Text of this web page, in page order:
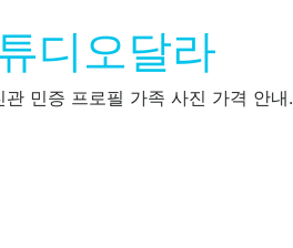
디오달라
민증 프로필 가족 사진 가격 안내.